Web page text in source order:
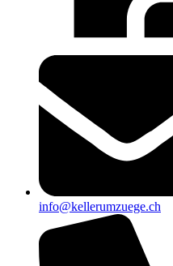
info@kellerumzuege.ch